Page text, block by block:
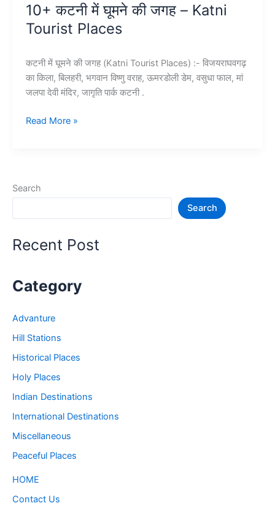
10+ कटनी में घूमने की जगह – Katni
Tourist Places
कटनी में घूमने की जगह (Katni Tourist Places) :- विजयराघवगढ़
का किला, बिलहरी, भगवान विष्णु वराह, ऊमरडोली डेम, वसुधा फाल, मां
जलपा देवी मंदिर, जागृति पार्क कटनी .
10+
जगह
Places
Read More »
Search
Search
Recent Post
Category
Advanture
Hill Stations
Historical Places
Holy Places
Indian Destinations
International Destinations
Miscellaneous
Peaceful Places
HOME
Contact Us